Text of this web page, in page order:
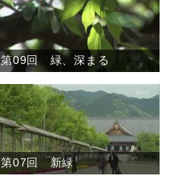
第09回 緑、深まる
第07回 新緑